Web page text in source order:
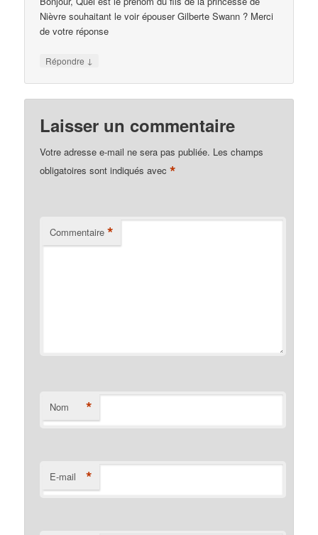
Nièvre souhaitant le voir épouser Gilberte Swann ? Merci
de votre réponse
Répondre ↓
Laisser un commentaire
Votre adresse e-mail ne sera pas publiée. Les champs
obligatoires sont indiqués avec*
Commentaire *
Nom *
E-mail *